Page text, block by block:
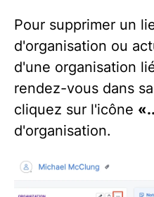
Pour supprimer un
d'organisation ou
d'une organisation
rendez-vous dans
cliquez sur l'icône
d'organisation.